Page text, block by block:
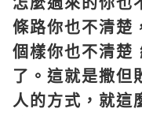
條路你也不清楚
個樣你也不清楚
了。這就是撒但
人的方式，就這